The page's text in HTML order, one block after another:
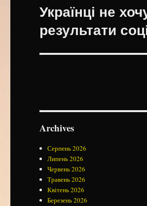
Наступний
запис:
Українці не
результати
Archives
Серпень 2026
Липень 2026
Червень 2026
Травень 2026
Квітень 2026
Березень 2026